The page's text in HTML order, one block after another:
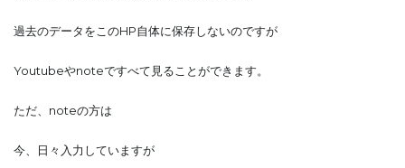
過去のデータをこのHP自体に保存しないのですが
Youtubeやnoteですべて見ることができます。
ただ、noteの方は
今、日々入力していますが